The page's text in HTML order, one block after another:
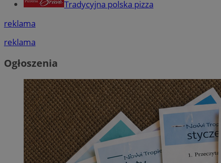
Tradycyjna polska pizza
reklama
reklama
Ogłoszenia